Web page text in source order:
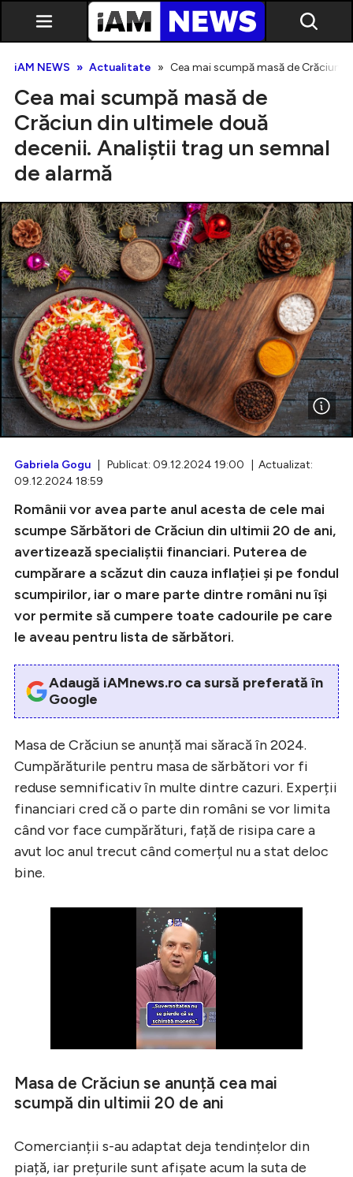
Exclusiv
Intră în cont
Creează cont
iAM NEWS Actualitate Cea mai scumpă masă de Crăciun
Cea mai scumpă masă de
Crăciun din ultimele două
decenii. Analiștii trag un semnal
de alarmă
Gabriela Gogu | Publicat: 09.12.2024 19:00 | Actualizat:
09.12.2024 18:59
Românii vor avea parte anul acesta de cele mai
scumpe Sărbători de Crăciun din ultimii 20 de ani,
avertizează specialiștii financiari. Puterea de
cumpărare a scăzut din cauza inflației și pe fondul
scumpirilor, iar o mare parte dintre români nu își
vor permite să cumpere toate cadourile pe care
le aveau pentru lista de sărbători.
Adaugă iAMnews.ro ca sursă preferată în
Google
Masa de Crăciun se anunță mai săracă în 2024.
Cumpărăturile pentru masa de sărbători vor fi
reduse semnificativ în multe dintre cazuri. Experții
financiari cred că o parte din români se vor limita
când vor face cumpărături, față de risipa care a
avut loc anul trecut când comerțul nu a stat deloc
bine.
Masa de Crăciun se anunță cea mai
scumpă din ultimii 20 de ani
Comercianții s-au adaptat deja tendințelor din
piață, iar prețurile sunt afișate acum la suta de